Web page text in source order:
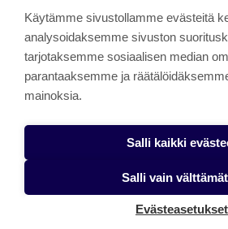
innovaatiotoimintaa.
About the site
Jamkin verkkolehdet
Saavutettavuusseloste
Tietosuojaseloste
Käytämme sivustollamme evästeitä
analysoidaksemme sivuston
tarjotaksemme sosiaalisen median
parantaaksemme ja
mainoksia.
Salli kaikki
Salli vain
Evästeasetukset